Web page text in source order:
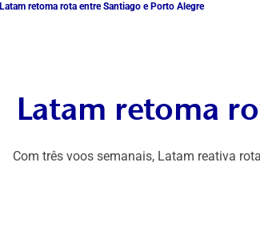
Latam retoma rota entre Santiago e Porto Alegre
Latam retoma
Com três voos semanais, Latam reativa